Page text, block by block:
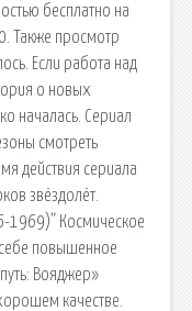
бесплатно на
Также просмотр
Если работа над
о новых
началась. Сериал
смотреть
действия сериала
звёздолёт.
1969)” Космическое
себе повышенное
Вояджер»
качестве.